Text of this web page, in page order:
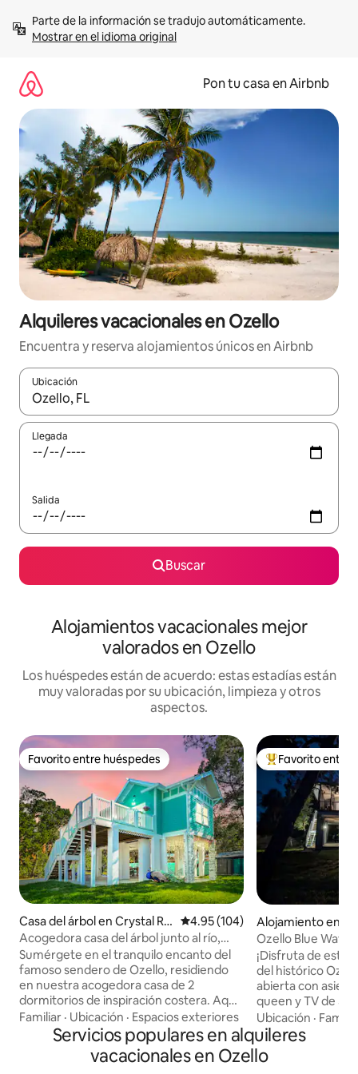
contenidoMostrar en el idioma original
Pon tu casa en Airbnb
Alquileres vacacionales en Ozello
Encuentra y reserva alojamientos únicos en Airbnb
Ubicación
Cuando los resultados estén disponibles, navega con las
Llegada
Salida
Buscar
Alojamientos vacacionales mejor
valorados en Ozello
Los huéspedes están de acuerdo: estas estadías están
muy valoradas por su ubicación, limpieza y otros
aspectos.
Favorito entre huéspedes
Favorito entre huéspedes
Casa del árbol en Crystal Riv
er
Calificación promedio: 4.95 de
4.95 (104)
Acogedora casa del árbol junto al río,
cine al aire libre y chimenea
Sumérgete en el tranquilo encanto del
famoso sendero de Ozello, residiendo
en nuestra acogedora casa de 2
dormitorios de inspiración costera. Aquí,
la magia de la naturaleza se despliega a
diario con pavos reales salvajes que
hacen apariciones frecuentes. Deléitate
con barbacoas junto al suave río, relájate
Familiar · Ubicación · Espacios exteriores
Favorito entre
Favorito entre
Alojamiento en
Ozello Blue
House para 6
¡Disfruta de este
del histórico
abierta con
queen y TV de
con barra de café
de cocina.
asientos. La suite
subiendo las
Ubicación ·
Servicios populares en alquileres
vacacionales en Ozello